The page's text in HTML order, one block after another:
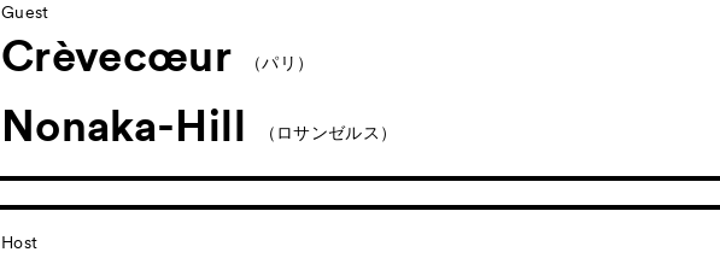
Guest
Crèvecœur （パリ）
Nonaka-Hill （ロサンゼルス）
Host